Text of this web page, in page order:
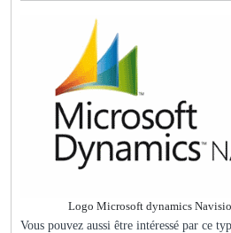
Logo Microsoft dynamics
Vous pouvez aussi être intéressé par ce